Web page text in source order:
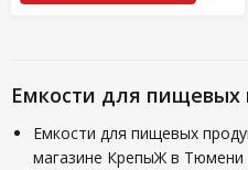
Емкости для пищевых
Емкости для пищевых
магазине КрепыЖ в Тюмени